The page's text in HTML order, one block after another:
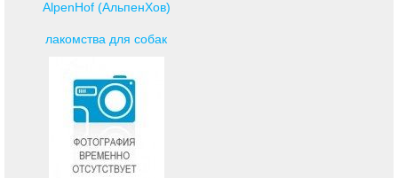
AlpenHof (АльпенХов)
лакомства для собак